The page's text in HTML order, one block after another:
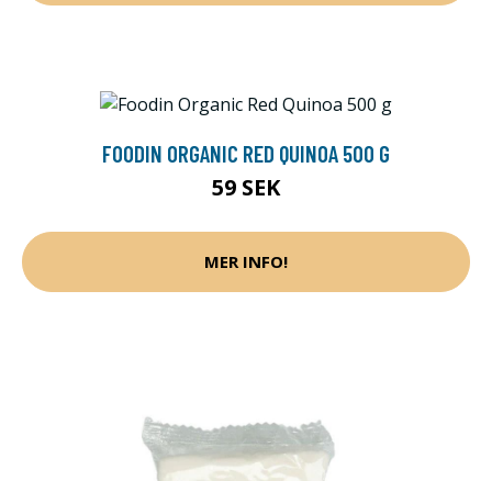
FOODIN ORGANIC RED QUINOA 500 G
59 SEK
MER INFO!